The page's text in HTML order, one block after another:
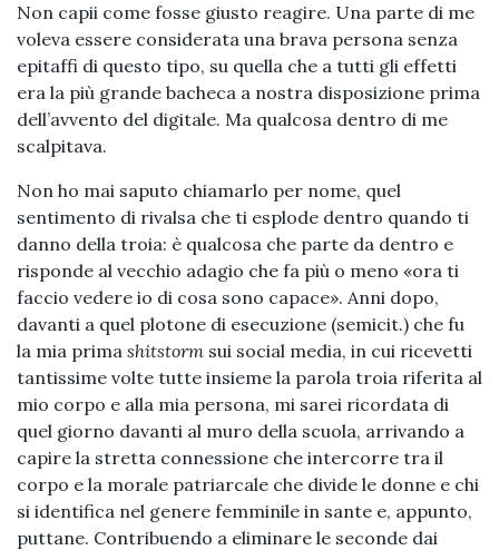
Non capii come fosse giusto reagire. Una parte di me
voleva essere considerata una brava persona senza
epitaffi di questo tipo, su quella che a tutti gli effetti
era la più grande bacheca a nostra disposizione prima
dell’avvento del digitale. Ma qualcosa dentro di me
scalpitava.
Non ho mai saputo chiamarlo per nome, quel
sentimento di rivalsa che ti esplode dentro quando ti
danno della troia: è qualcosa che parte da dentro e
risponde al vecchio adagio che fa più o meno «ora ti
faccio vedere io di cosa sono capace». Anni dopo,
davanti a quel plotone di esecuzione (semicit.) che fu
la mia prima shitstorm sui social media, in cui ricevetti
tantissime volte tutte insieme la parola troia riferita al
mio corpo e alla mia persona, mi sarei ricordata di
quel giorno davanti al muro della scuola, arrivando a
capire la stretta connessione che intercorre tra il
corpo e la morale patriarcale che divide le donne e chi
si identifica nel genere femminile in sante e, appunto,
puttane. Contribuendo a eliminare le seconde dai